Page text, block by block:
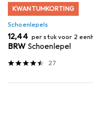
KWANTUMKORTING
Schoenlepels
EUR
12,44 per stuk voor 2
BRW Schoenlepel
27